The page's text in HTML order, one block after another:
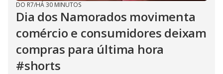
DO R7/HÁ 30 MINUTOS
Dia dos Namorados movimenta
comércio e consumidores deixam
compras para última hora
#shorts